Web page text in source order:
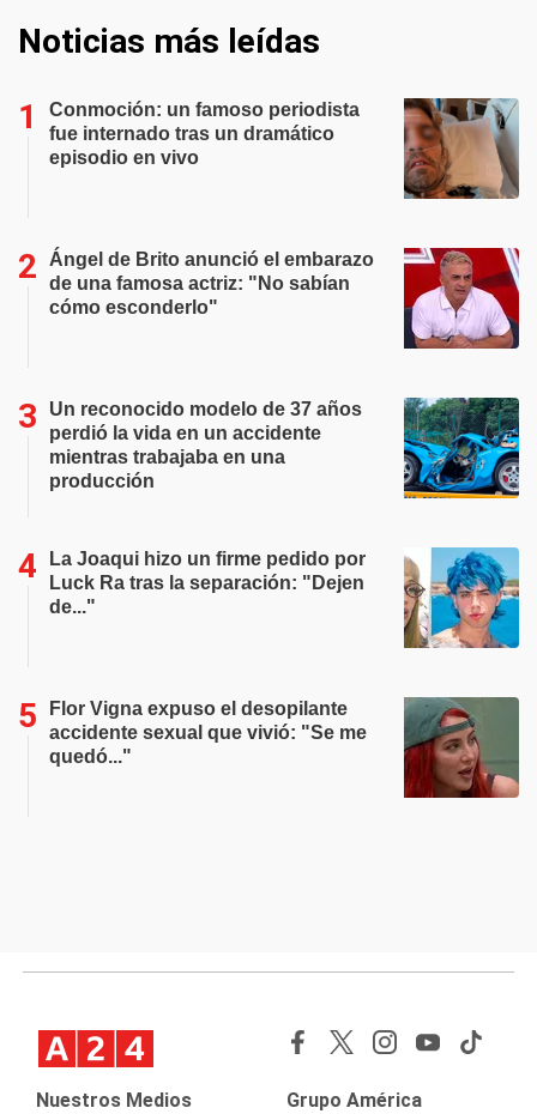
Noticias más leídas
Conmoción: un famoso periodista
fue internado tras un dramático
episodio en vivo
Ángel de Brito anunció el embarazo
de una famosa actriz: "No sabían
cómo esconderlo"
Un reconocido modelo de 37 años
perdió la vida en un accidente
mientras trabajaba en una
producción
La Joaqui hizo un firme pedido por
Luck Ra tras la separación: "Dejen
de..."
Flor Vigna expuso el desopilante
accidente sexual que vivió: "Se me
quedó..."
Nuestros Medios Grupo América